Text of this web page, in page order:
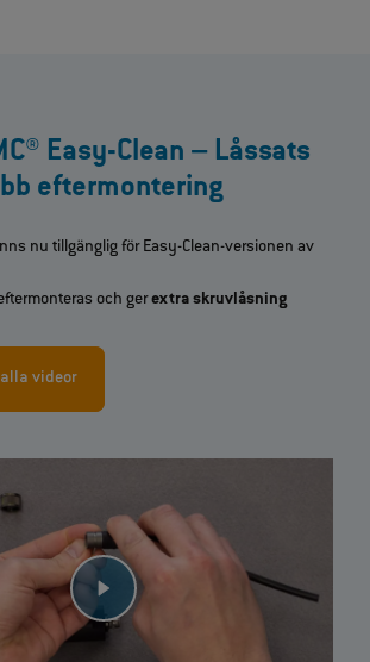
Easy-Clean – Låssats
eftermontering
nu tillgänglig för Easy-Clean-versionen av
och gerextra skruvlåsning
videor